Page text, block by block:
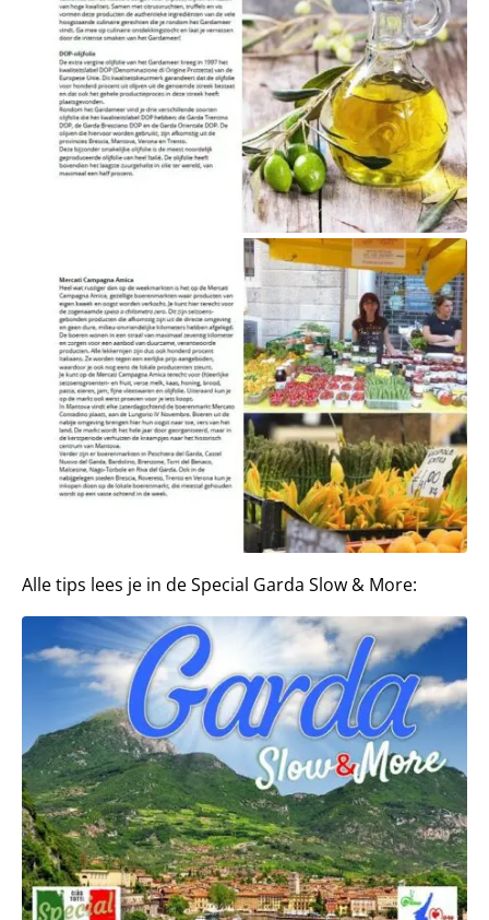
Alle tips lees je in de Special Garda Slow & More: